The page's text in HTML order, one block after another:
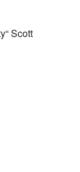
Scott